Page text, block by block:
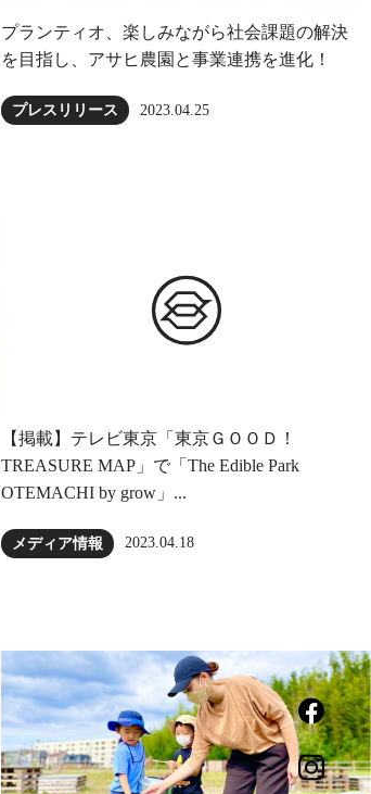
プランティオ、楽しみながら社会課題の解決
を目指し、アサヒ農園と事業連携を進化！
プレスリリース 2023.04.25
【掲載】テレビ東京「東京ＧＯＯＤ！
TREASURE MAP」で「The Edible Park
OTEMACHI by grow」...
メディア情報 2023.04.18